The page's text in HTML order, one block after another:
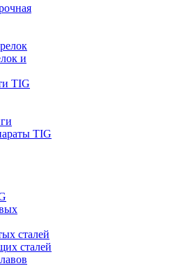
и
TIG
TIG
сталей
сталей